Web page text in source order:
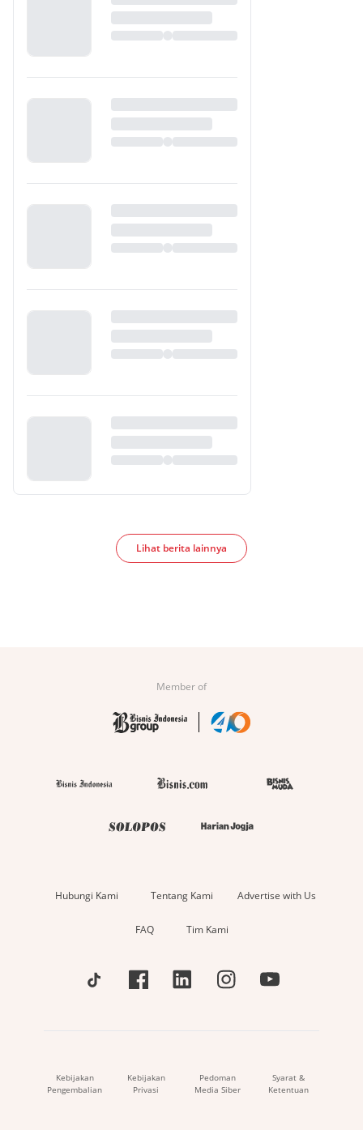
Lihat berita lainnya
Member of
Hubungi Kami Tentang Kami Advertise with Us
FAQ Tim Kami
Kebijakan
Pengembalian
Kebijakan
Privasi
Pedoman
Media Siber
Syarat &
Ketentuan